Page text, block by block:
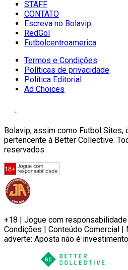
STAFF
CONTATO
Escreva no Bolavip
RedGol
Futbolcentroamerica
Termos e Condições
Políticas de privacidade
Política Editorial
Ad Choices
Bolavip, assim como Futbol Sites,
pertencente à Better Collective.
reservados.
+18 | Jogue com
Condições | Conteúdo Comercial |
adverte: Aposta não é